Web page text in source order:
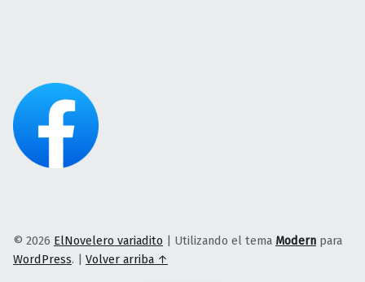
© 2026 ElNovelero variadito | Utilizando el tema Modern para
WordPress. | Volver arriba ↑